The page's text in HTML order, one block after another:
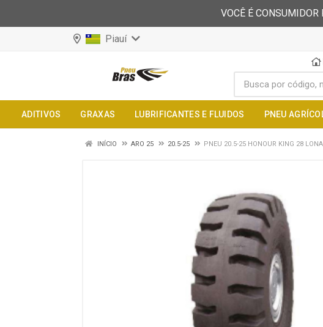
VOCÊ É
Piauí
ADITIVOS GRAXAS LUBRIFICANTES E FLUIDOS PNEU
INÍCIO ARO 25 20.5-25 PNEU 20.5-25 HONOUR KING 28